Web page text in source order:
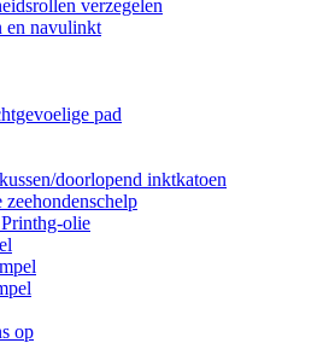
verzegelen
en navulinkt
pad
doorlopend inktkatoen
olie
op